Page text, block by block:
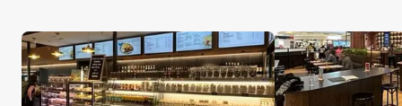
Massimo Unlimited ospiti per titolare di carta